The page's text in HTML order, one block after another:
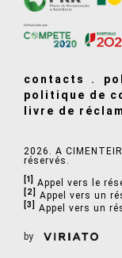
contacts
politique de
livre de
2026. A
réservés.
[1] Appel vers le
[2] Appel vers un
[3] Appel vers un
by